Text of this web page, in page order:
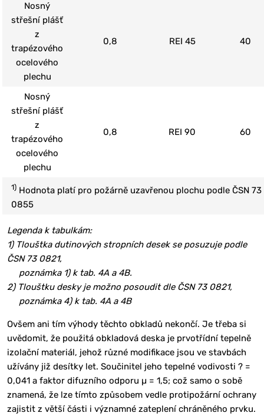
Nosný
střešní plášť
z
trapézového
ocelového
plechu
0,8 REI 45 40
Nosný
střešní plášť
z
trapézového
ocelového
plechu
0,8 REI 90 60
1) Hodnota platí pro požárně uzavřenou plochu podle ČSN 73
0855
Legenda k tabulkám:
1) Tlouštka dutinových stropních desek se posuzuje podle
ČSN 73 0821,
poznámka 1) k tab. 4A a 4B.
2) Tlouštku desky je možno posoudit dle ČSN 73 0821,
poznámka 4) k tab. 4A a 4B
Ovšem ani tím výhody těchto obkladů nekončí. Je třeba si
uvědomit, že použitá obkladová deska je prvotřídní tepelně
izolační materiál, jehož různé modifikace jsou ve stavbách
užívány již desítky let. Součinitel jeho tepelné vodivosti ? =
0,041 a faktor difuzního odporu µ = 1,5; což samo o sobě
znamená, že lze tímto způsobem vedle protipožární ochrany
zajistit z větší části i významné zateplení chráněného prvku.